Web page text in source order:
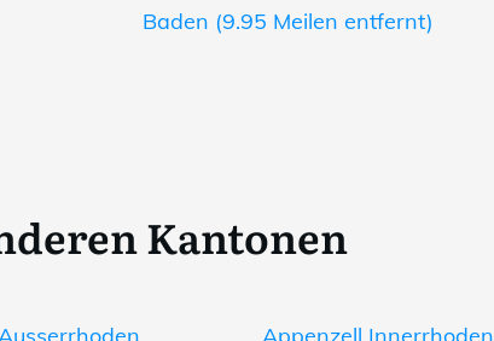
Baden (9.95 Meilen entfernt)
Kantonen